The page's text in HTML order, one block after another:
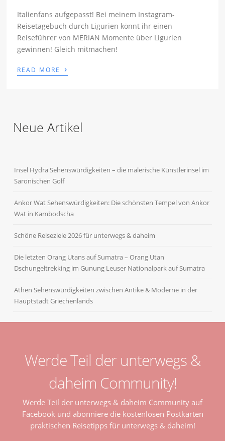
Italienfans aufgepasst! Bei meinem Instagram-
Reisetagebuch durch Ligurien könnt ihr einen
Reiseführer von MERIAN Momente über Ligurien
gewinnen! Gleich mitmachen!
READ MORE ›
Neue Artikel
Insel Hydra Sehenswürdigkeiten – die malerische Künstlerinsel im
Saronischen Golf
Ankor Wat Sehenswürdigkeiten: Die schönsten Tempel von Ankor
Wat in Kambodscha
Schöne Reiseziele 2026 für unterwegs & daheim
Die letzten Orang Utans auf Sumatra – Orang Utan
Dschungeltrekking im Gunung Leuser Nationalpark auf Sumatra
Athen Sehenswürdigkeiten zwischen Antike & Moderne in der
Hauptstadt Griechenlands
Werde Teil der unterwegs &
daheim Community!
Werde Teil der unterwegs & daheim Community auf
Facebook und abonniere die kostenlosen Postkarten
praktischen Reisetipps für unterwegs & daheim!